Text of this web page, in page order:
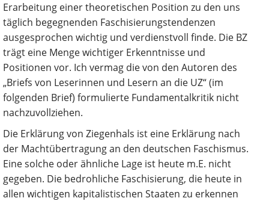
Erarbeitung einer theoretischen Position zu den uns
täglich begegnenden Faschisierungstendenzen
ausgesprochen wichtig und verdienstvoll finde. Die BZ
trägt eine Menge wichtiger Erkenntnisse und
Positionen vor. Ich vermag die von den Autoren des
„Briefs von Leserinnen und Lesern an die UZ“ (im
folgenden Brief) formulierte Fundamentalkritik nicht
nachzuvollziehen.
Die Erklärung von Ziegenhals ist eine Erklärung nach
der Machtübertragung an den deutschen Faschismus.
Eine solche oder ähnliche Lage ist heute m.E. nicht
gegeben. Die bedrohliche Faschisierung, die heute in
allen wichtigen kapitalistischen Staaten zu erkennen